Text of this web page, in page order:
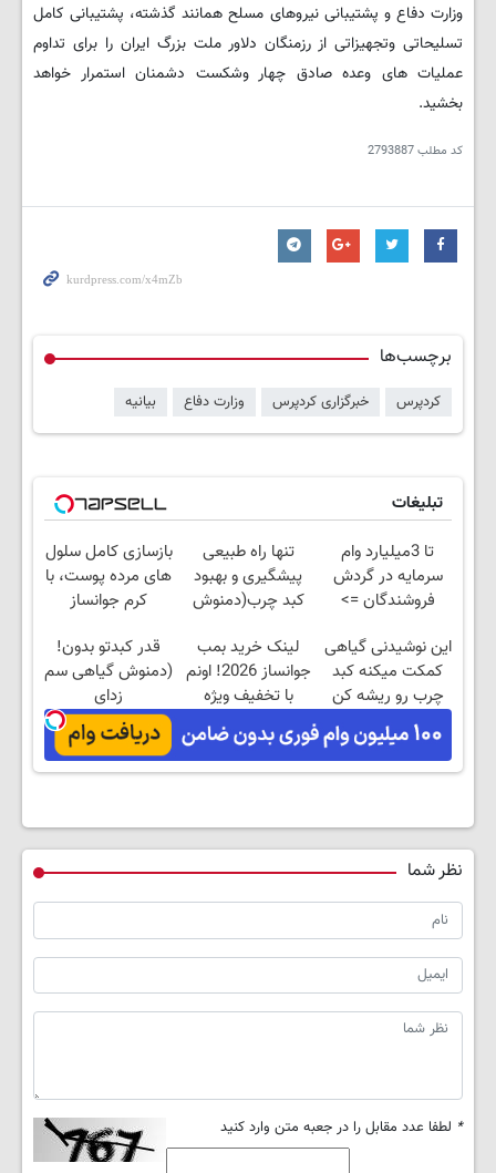
وزارت دفاع و پشتیبانی نیروهای مسلح همانند گذشته، پشتیبانی کامل
تسلیحاتی وتجهیزاتی از رزمنگان دلاور ملت بزرگ ایران را برای تداوم
عملیات های وعده صادق چهار وشکست دشمنان استمرار خواهد
بخشید.
کد مطلب2793887
برچسب‌ها
کردپرس خبرگزاری کردپرس وزارت دفاع بیانیه
تبلیغات
تا 3میلیارد وام
سرمایه در گردش
فروشندگان =>
کن
تنها راه طبیعی
پیشگیری و بهبود
کبد چرب(دمنوش
بازسازی کامل سلول
های مرده پوست، با
کرم جوانساز
تخفیف)
این نوشیدنی گیاهی
کمکت میکنه کبد
چرب رو ریشه کن
کنی
لینک خرید بمب
جوانساز 2026! اونم
با تخفیف ویژه
قدر کبدتو بدون!
(دمنوش گیاهی سم
زدای
کبد)55%تخفیف
نظر شما
* لطفا عدد مقابل را در جعبه متن وارد کنید